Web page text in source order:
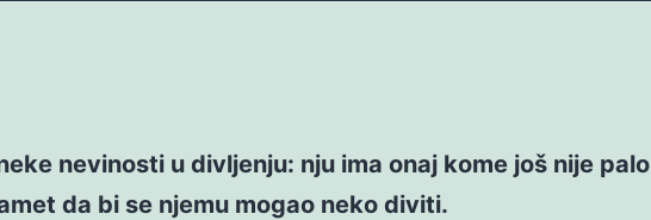
nevinosti u divljenju: nju ima onaj kome još nije palo
da bi se njemu mogao neko diviti.